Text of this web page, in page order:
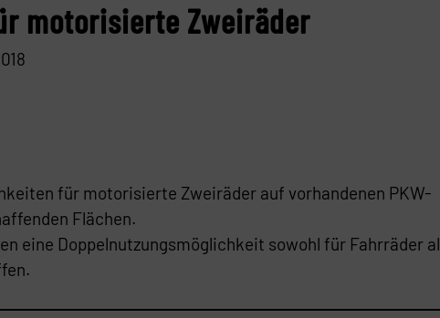
motorisierte Zweiräder
für motorisierte Zweiräder auf vorhandenen PKW-
Flächen.
eine Doppelnutzungsmöglichkeit sowohl für Fahrräder